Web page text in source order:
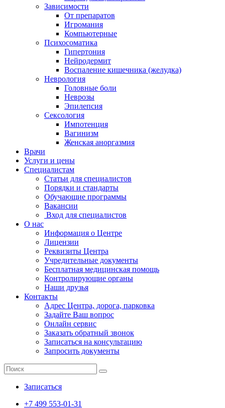
Зависимости
От препаратов
Игромания
Компьютерные
Психосоматика
Гипертония
Нейродермит
Воспаление кишечника (желудка)
Неврология
Головные боли
Неврозы
Эпилепсия
Сексология
Импотенция
Вагинизм
Женская аноргазмия
Врачи
Услуги и цены
Специалистам
Статьи для специалистов
Порядки и стандарты
Обучающие программы
Вакансии
Вход для специалистов
О нас
Информация о Центре
Лицензии
Реквизиты Центра
Учредительные документы
Бесплатная медицинская помощь
Контролирующие органы
Наши друзья
Контакты
Адрес Центра, дорога, парковка
Задайте Ваш вопрос
Онлайн сервис
Заказать обратный звонок
Записаться на консультацию
Запросить документы
Записаться
+7 499 553-01-31